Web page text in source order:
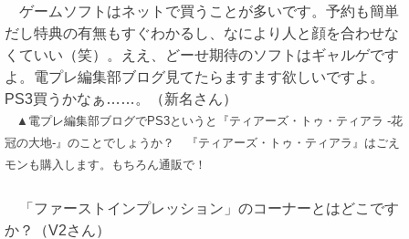
ゲームソフトはネットで買うことが多いです。予約も簡単
だし特典の有無もすぐわかるし、なにより人と顔を合わせな
くていい（笑）。ええ、どーせ期待のソフトはギャルゲです
よ。電プレ編集部ブログ見てたらますます欲しいですよ。
PS3買うかなぁ……。（新名さん）
▲電プレ編集部ブログでPS3というと『ティアーズ・トゥ・ティアラ -花
冠の大地-』のことでしょうか？ 『ティアーズ・トゥ・ティアラ』はごえ
モンも購入します。もちろん通販で！
「ファーストインプレッション」のコーナーとはどこです
か？（V2さん）